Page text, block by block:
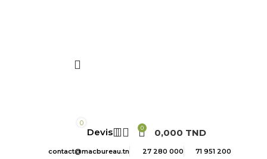
0
0 0,000 TND
contact@macbureau.tn 27 280 000 71 951 200